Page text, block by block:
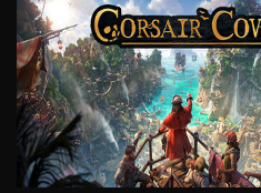
VIEW